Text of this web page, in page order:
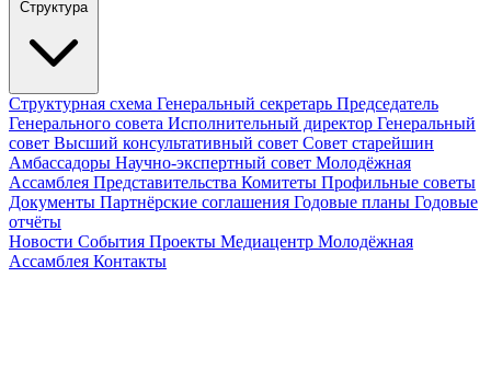
Структура
Структурная схема Генеральный секретарь Председатель
Генерального совета Исполнительный директор Генеральный
совет Высший консультативный совет Совет старейшин
Амбассадоры Научно-экспертный совет Молодёжная
Ассамблея Представительства Комитеты Профильные советы
Документы Партнёрские соглашения Годовые планы Годовые
отчёты
Новости События Проекты Медиацентр Молодёжная
Ассамблея Контакты